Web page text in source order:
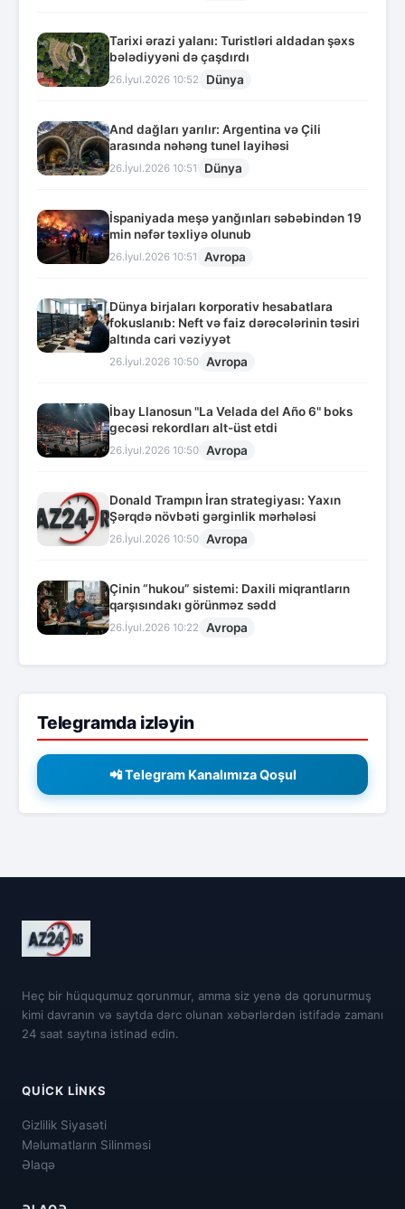
Tarixi ərazi yalanı: Turistləri aldadan şəxs
bələdiyyəni də çaşdırdı
26.İyul.2026 10:52 Dünya
And dağları yarılır: Argentina və Çili
arasında nəhəng tunel layihəsi
26.İyul.2026 10:51 Dünya
İspaniyada meşə yanğınları səbəbindən 19
min nəfər təxliyə olunub
26.İyul.2026 10:51 Avropa
Dünya birjaları korporativ hesabatlara
fokuslanıb: Neft və faiz dərəcələrinin təsiri
altında cari vəziyyət
26.İyul.2026 10:50 Avropa
İbay Llanosun "La Velada del Año 6" boks
gecəsi rekordları alt-üst etdi
26.İyul.2026 10:50 Avropa
Donald Trampın İran strategiyası: Yaxın
Şərqdə növbəti gərginlik mərhələsi
26.İyul.2026 10:50 Avropa
Çinin “hukou” sistemi: Daxili miqrantların
qarşısındakı görünməz sədd
26.İyul.2026 10:22 Avropa
Telegramda izləyin
📲 Telegram Kanalımıza Qoşul
Heç bir hüququmuz qorunmur, amma siz yenə də qorunurmuş
kimi davranın və saytda dərc olunan xəbərlərdən istifadə zamanı
24 saat saytına istinad edin.
QUICK LINKS
Gizlilik Siyasəti
Məlumatların Silinməsi
Əlaqə